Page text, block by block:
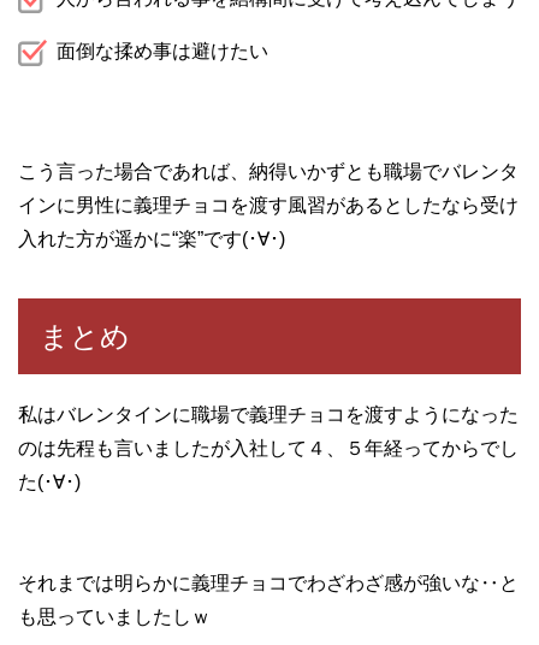
面倒な揉め事は避けたい
こう言った場合であれば、納得いかずとも職場でバレンタ
インに男性に義理チョコを渡す風習があるとしたなら受け
入れた方が遥かに“楽”です(･∀･)
まとめ
私はバレンタインに職場で義理チョコを渡すようになった
のは先程も言いましたが入社して４、５年経ってからでし
た(･∀･)
それまでは明らかに義理チョコでわざわざ感が強いな‥と
も思っていましたしｗ